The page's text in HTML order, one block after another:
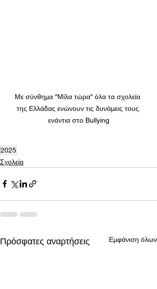
Με σύνθημα "Μίλα τώρα" όλα τα σχολεία
της Ελλάδας ενώνουν τις δυνάμεις τους
ενάντια στο Bullying
2025
Σχολεία
Πρόσφατες αναρτήσεις Εμφάνιση όλων